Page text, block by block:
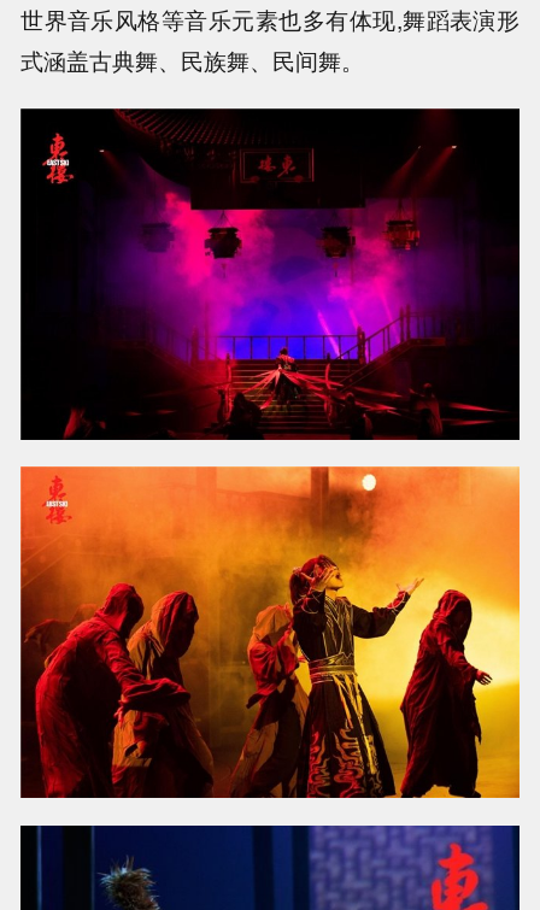
世界音乐风格等音乐元素也多有体现,舞蹈表演形
式涵盖古典舞、民族舞、民间舞。